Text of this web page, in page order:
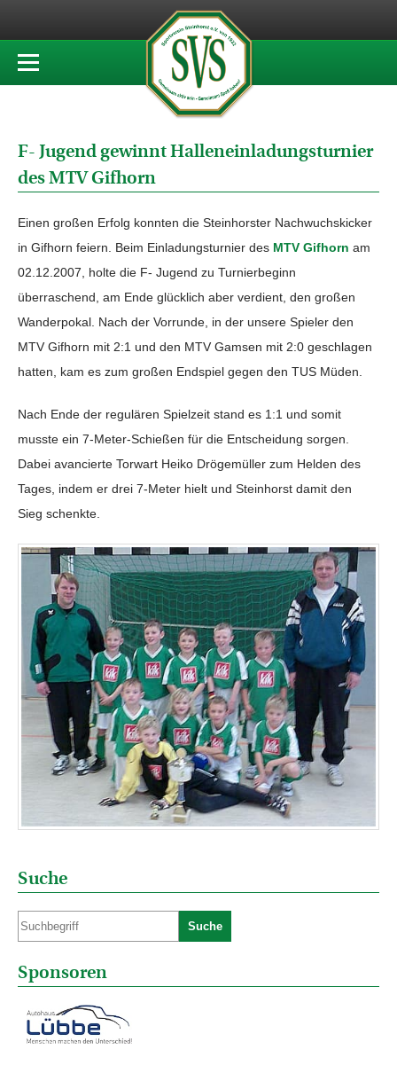
F- Jugend gewinnt Halleneinladungsturnier
des MTV Gifhorn
Einen großen Erfolg konnten die Steinhorster Nachwuchskicker
in Gifhorn feiern. Beim Einladungsturnier des MTV Gifhorn am
02.12.2007, holte die F- Jugend zu Turnierbeginn
überraschend, am Ende glücklich aber verdient, den großen
Wanderpokal. Nach der Vorrunde, in der unsere Spieler den
MTV Gifhorn mit 2:1 und den MTV Gamsen mit 2:0 geschlagen
hatten, kam es zum großen Endspiel gegen den TUS Müden.
Nach Ende der regulären Spielzeit stand es 1:1 und somit
musste ein 7-Meter-Schießen für die Entscheidung sorgen.
Dabei avancierte Torwart Heiko Drögemüller zum Helden des
Tages, indem er drei 7-Meter hielt und Steinhorst damit den
Sieg schenkte.
Suche
Suche
Sponsoren